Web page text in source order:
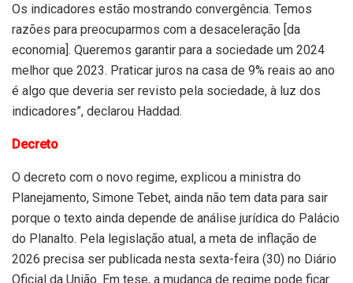
Os indicadores estão mostrando convergência. Temos
razões para preocuparmos com a desaceleração [da
economia]. Queremos garantir para a sociedade um 2024
melhor que 2023. Praticar juros na casa de 9% reais ao ano
é algo que deveria ser revisto pela sociedade, à luz dos
indicadores”, declarou Haddad.
Decreto
O decreto com o novo regime, explicou a ministra do
Planejamento, Simone Tebet, ainda não tem data para sair
porque o texto ainda depende de análise jurídica do Palácio
do Planalto. Pela legislação atual, a meta de inflação de
2026 precisa ser publicada nesta sexta-feira (30) no Diário
Oficial da União. Em tese, a mudança de regime pode ficar